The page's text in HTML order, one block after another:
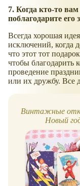
7. Когда кто-то
поблагодарите
Всегда хорошая
исключений, когда
что этот тот
чтобы благодарить
проведение
или их дружбу. Все
Винтажные
Новый